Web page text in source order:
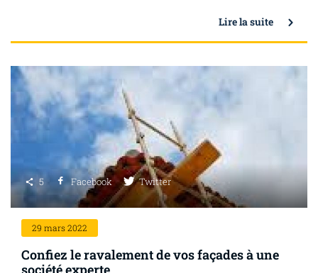
Lire la suite
5 Facebook Twitter
29 mars 2022
Confiez le ravalement de vos façades à une
société experte